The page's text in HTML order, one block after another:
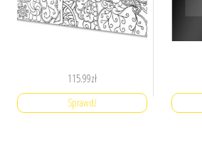
115.99zł
Sprawdź